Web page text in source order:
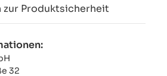
zur Produktsicherheit
32